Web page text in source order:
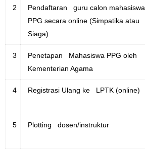
2
Pendaftaran guru calon mahasiswa
PPG secara online (Simpatika atau
Siaga)
3
Penetapan Mahasiswa PPG oleh
Kementerian Agama
4 Registrasi Ulang ke LPTK (online)
5 Plotting dosen/instruktur